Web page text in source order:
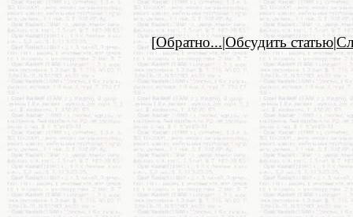
[Обратно...|Обсудить статью|